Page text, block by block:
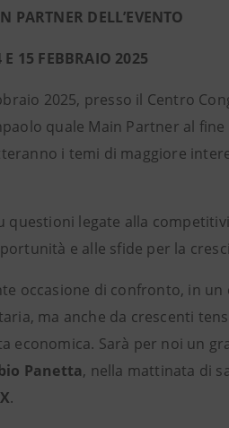
PARTNER DELL’EVENTO
15 FEBBRAIO 2025
2025, presso il Centro
quale Main Partner al
i temi di maggiore
legate alla
e alle sfide per la
occasione di confronto, in un
ma anche da crescenti
economica. Sarà per noi un
Panetta, nella mattinata di
.